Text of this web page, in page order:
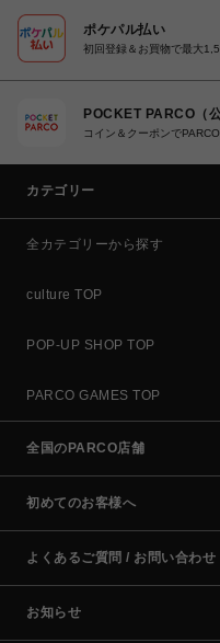
ポケパル払い
初回登録＆お買物で最大
POCKET PARCO（
コイン＆クーポンで
カテゴリー
全カテゴリーから探す
culture TOP
POP-UP SHOP TOP
PARCO GAMES TOP
全国のPARCO店舗
初めてのお客様へ
よくあるご質問 / お問い合わせ
お知らせ